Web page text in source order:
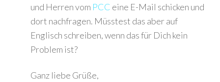
und Herren vom PCC eine E-Mail schicken und
dort nachfragen. Müsstest das aber auf
Englisch schreiben, wenn das für Dich kein
Problem ist?
Ganz liebe Grüße,